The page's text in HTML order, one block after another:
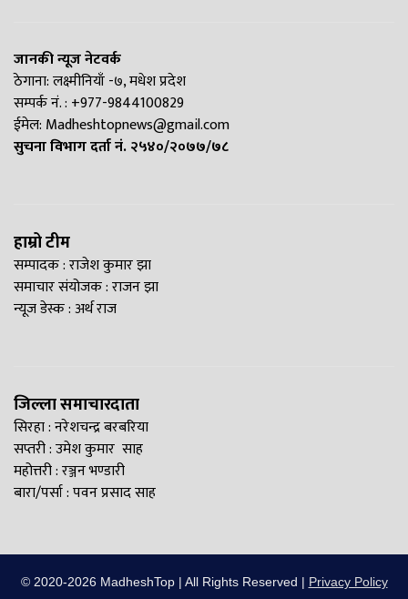
जानकी न्यूज नेटवर्क
ठेगाना: लक्ष्मीनियाँ -७, मधेश प्रदेश
सम्पर्क नं. : +977-9844100829
ईमेल: Madheshtopnews@gmail.com
सुचना विभाग दर्ता नं. २५४०/२०७७/७८
हाम्रो टीम
सम्पादक : राजेश कुमार झा
समाचार संयोजक : राजन झा
न्यूज डेस्क : अर्थ राज
जिल्ला समाचारदाता
सिरहा : नरेशचन्द्र बरबरिया
सप्तरी : उमेश कुमार साह
महोत्तरी : रञ्जन भण्डारी
बारा/पर्सा : पवन प्रसाद साह
© 2020-2026 MadheshTop | All Rights Reserved | Privacy Policy